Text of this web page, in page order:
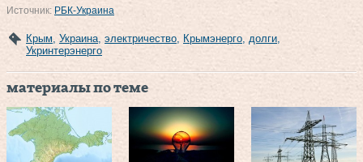
Источник: РБК-Украина
Крым, Украина, электричество, Крымэнерго, долги,
Укринтерэнерго
материалы по теме